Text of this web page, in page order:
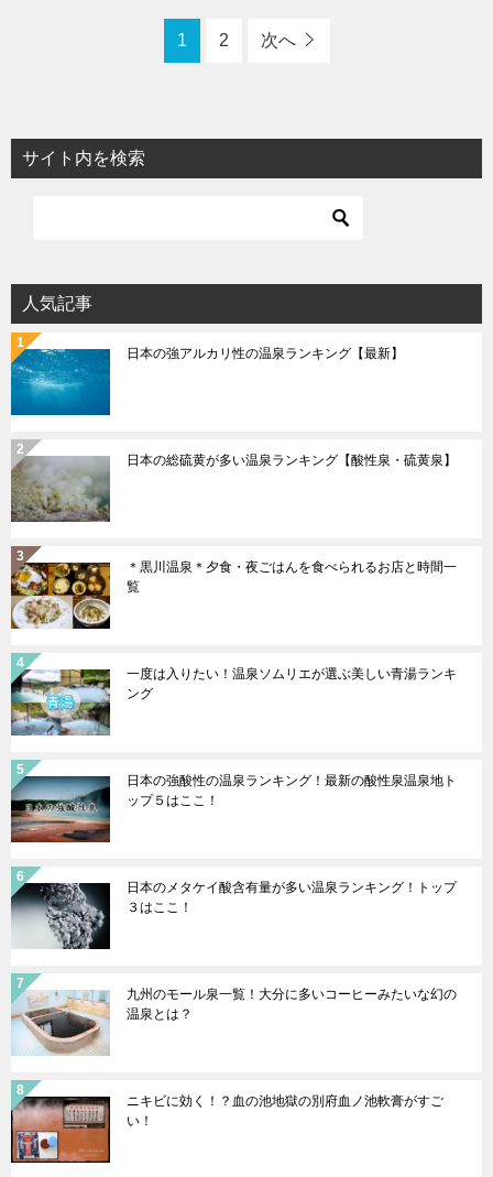
1 2 次へ
サイト内を検索
人気記事
日本の強アルカリ性の温泉ランキング【最新】
日本の総硫黄が多い温泉ランキング【酸性泉・硫黄泉】
＊黒川温泉＊夕食・夜ごはんを食べられるお店と時間一
覧
一度は入りたい！温泉ソムリエが選ぶ美しい青湯ランキ
ング
日本の強酸性の温泉ランキング！最新の酸性泉温泉地ト
ップ５はここ！
日本のメタケイ酸含有量が多い温泉ランキング！トップ
３はここ！
九州のモール泉一覧！大分に多いコーヒーみたいな幻の
温泉とは？
ニキビに効く！？血の池地獄の別府血ノ池軟膏がすご
い！